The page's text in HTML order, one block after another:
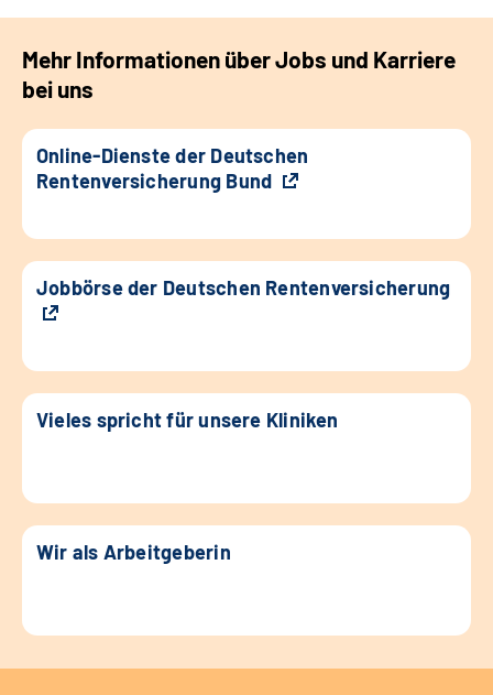
Mehr Informationen über Jobs und Karriere
bei uns
Online-Dienste der Deutschen
Rentenversicherung Bund
Jobbörse der Deutschen Rentenversicherung
Vieles spricht für unsere Kliniken
Wir als Arbeitgeberin